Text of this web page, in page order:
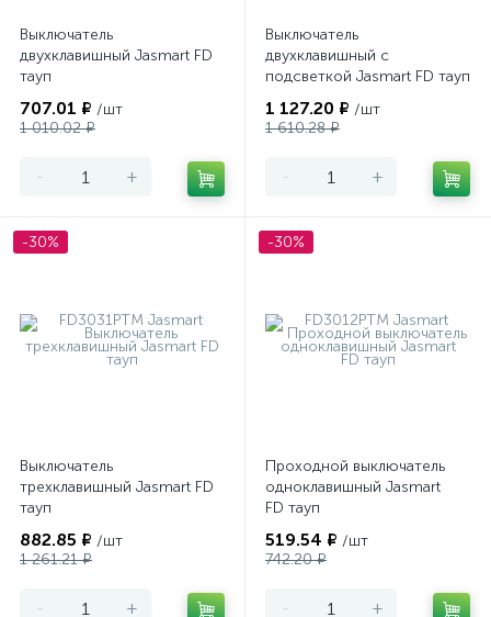
Выключатель
двухклавишный Jasmart FD
тауп
707.01 ₽ /шт
1 010.02 ₽
- +
Выключатель
двухклавишный с
подсветкой Jasmart FD тауп
1 127.20 ₽ /шт
1 610.28 ₽
- +
-30%
Выключатель
трехклавишный Jasmart FD
тауп
882.85 ₽ /шт
1 261.21 ₽
- +
-30%
Проходной выключатель
одноклавишный Jasmart
FD тауп
519.54 ₽ /шт
742.20 ₽
- +